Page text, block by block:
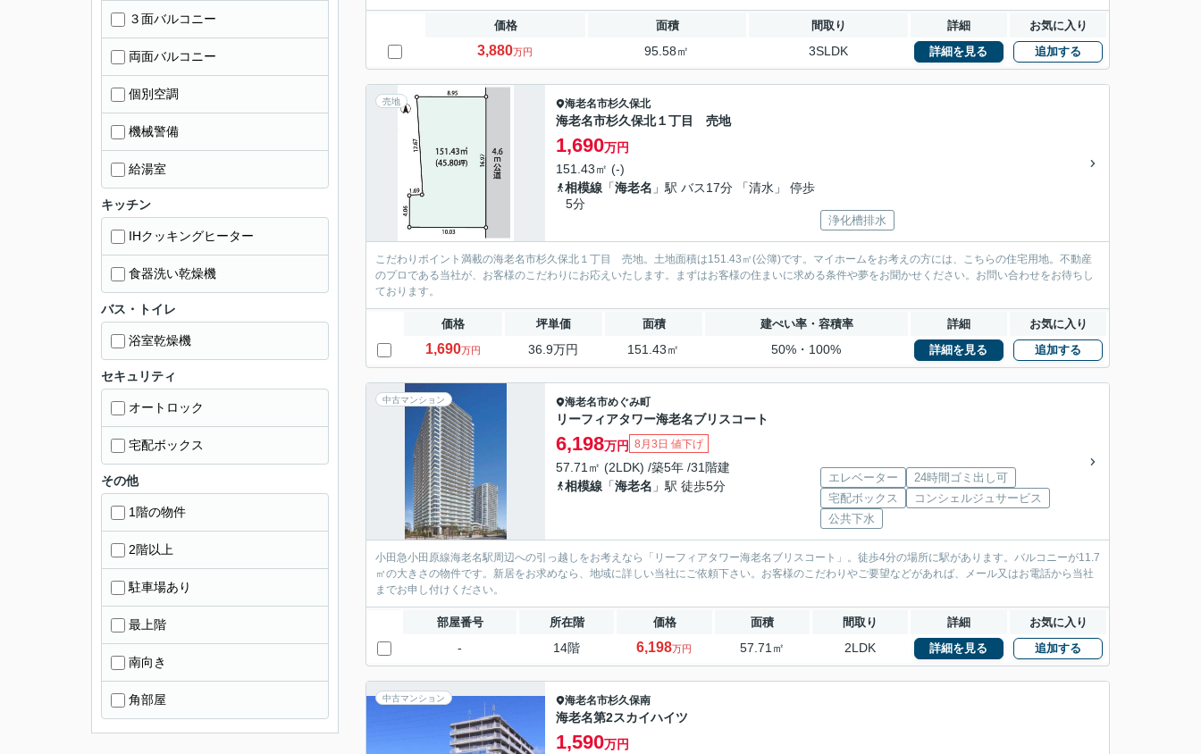
価格 面積 間取り 詳細 お気に入り
3,880万円 95.58㎡ 3SLDK 詳細を見る 追加する
売地 海老名市杉久保北
海老名市杉久保北１丁目 売地
1,690万円
151.43㎡ (-)
相模線 「海老名 」駅 バス17分 「清水」 停歩
5分
浄化槽排水
こだわりポイント満載の海老名市杉久保北１丁目 売地。土地面積は151.43㎡(公簿)です。マイホームをお考えの方には、こちらの住宅用地。不動産
のプロである当社が、お客様のこだわりにお応えいたします。まずはお客様の住まいに求める条件や夢をお聞かせください。お問い合わせをお待ちし
ております。
価格 坪単価 面積 建ぺい率・容積率 詳細 お気に入り
1,690万円 36.9万円 151.43㎡ 50%・100% 詳細を見る 追加する
中古マンション 海老名市めぐみ町
リーフィアタワー海老名ブリスコート
6,198万円 8月3日 値下げ
57.71㎡ (2LDK) /築5年 /31階建
相模線 「海老名 」駅 徒歩5分
エレベーター
24時間ゴミ出し可
宅配ボックス
コンシェルジュサービス
公共下水
小田急小田原線海老名駅周辺への引っ越しをお考えなら「リーフィアタワー海老名ブリスコート」。徒歩4分の場所に駅があります。バルコニーが11.7
㎡の大きさの物件です。新居をお求めなら、地域に詳しい当社にご依頼下さい。お客様のこだわりやご要望などがあれば、メール又はお電話から当社
までお申し付けください。
部屋番号 所在階 価格 面積 間取り 詳細 お気に入り
- 14階 6,198万円 57.71㎡ 2LDK 詳細を見る 追加する
中古マンション 海老名市杉久保南
海老名第2スカイハイツ
1,590万円
３面バルコニー
両面バルコニー
個別空調
機械警備
給湯室
キッチン
IHクッキングヒーター
食器洗い乾燥機
バス・トイレ
浴室乾燥機
セキュリティ
オートロック
宅配ボックス
その他
1階の物件
2階以上
駐車場あり
最上階
南向き
角部屋